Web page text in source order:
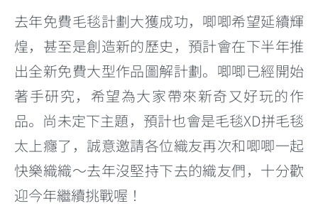
去年免費毛毯計劃大獲成功，唧唧希望延續輝
煌，甚至是創造新的歷史，預計會在下半年推
出全新免費大型作品圖解計劃。唧唧已經開始
著手研究，希望為大家帶來新奇又好玩的作
品。尚未定下主題，預計也會是毛毯XD拼毛毯
太上癮了，誠意邀請各位織友再次和唧唧一起
快樂織織～去年沒堅持下去的織友們，十分歡
迎今年繼續挑戰喔！